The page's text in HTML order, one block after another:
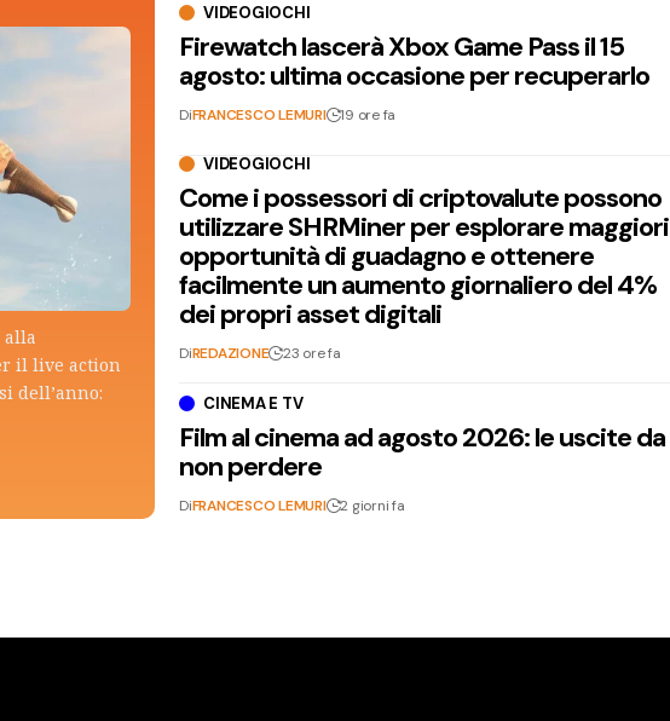
alla
il live action
dell’anno:
VIDEOGIOCHI
Firewatch lascerà Xbox Game Pass il 15
agosto: ultima occasione per recuperarlo
DiFRANCESCO LEMURI 19 ore fa
VIDEOGIOCHI
Come i possessori di criptovalute possono
utilizzare SHRMiner per esplorare maggiori
opportunità di guadagno e ottenere
facilmente un aumento giornaliero del 4%
dei propri asset digitali
DiREDAZIONE 23 ore fa
CINEMA E TV
Film al cinema ad agosto 2026: le uscite da
non perdere
DiFRANCESCO LEMURI 2 giorni fa